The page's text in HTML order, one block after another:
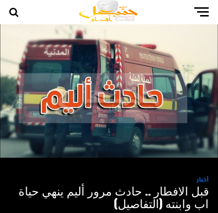
أخبار
قبل الافطار .. حادث مرور أليم ينهي حياة
اب وابنته (التفاصيل)